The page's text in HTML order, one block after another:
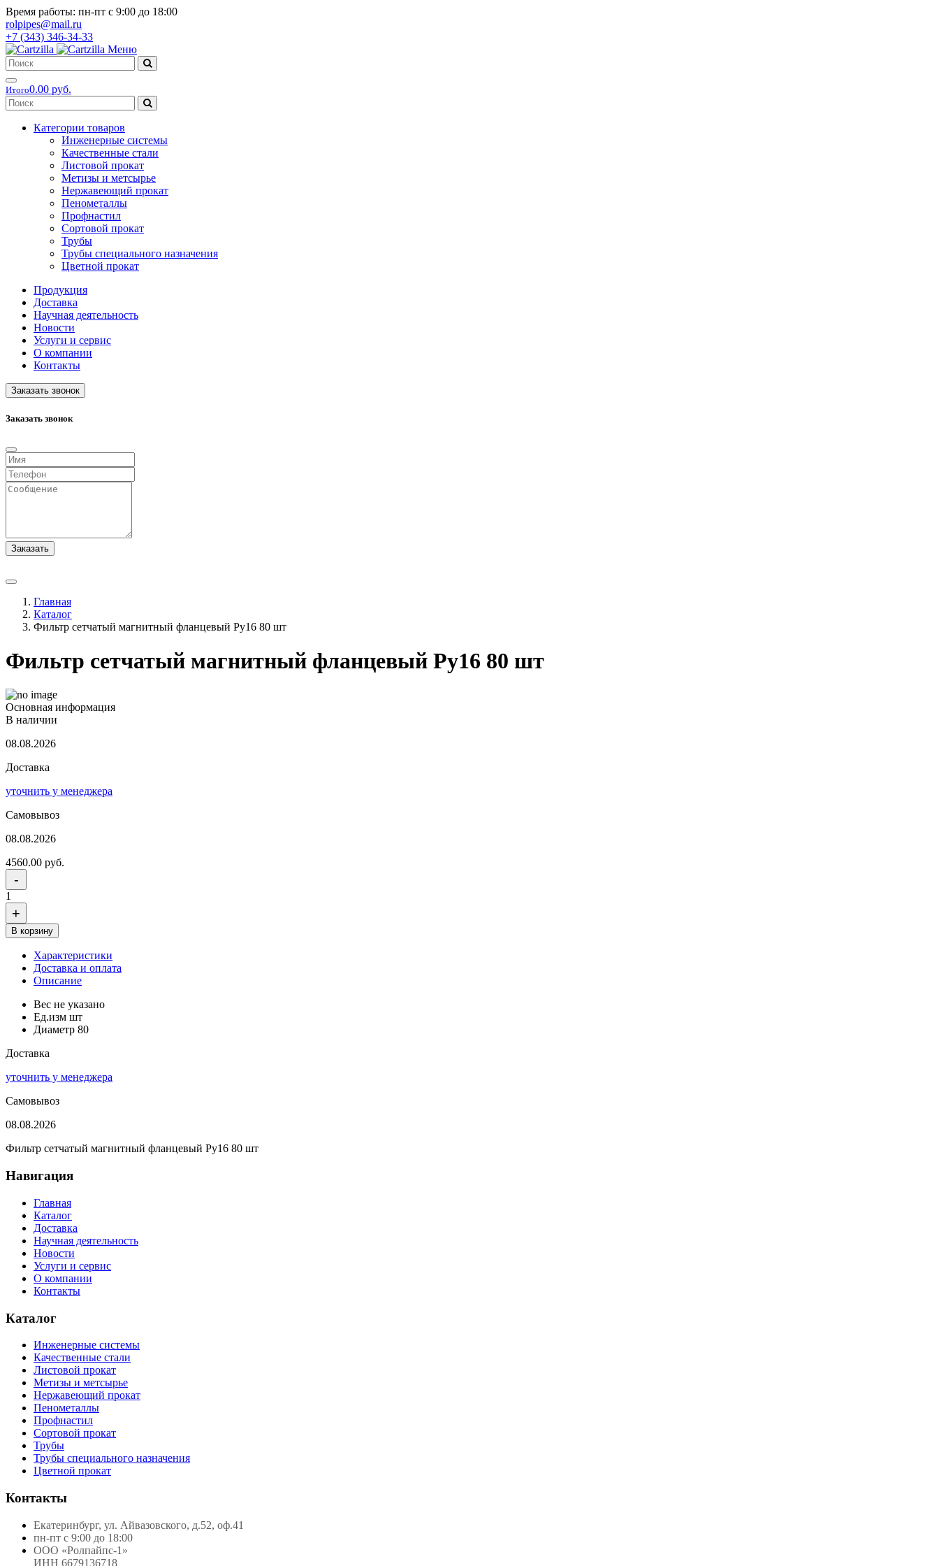
Время работы: пн-пт с 9:00 до 18:00
rolpipes@mail.ru
+7 (343) 346-34-33
Меню
Итого0.00 руб.
Категории товаров
Инженерные системы
Качественные стали
Листовой прокат
Метизы и метсырье
Нержавеющий прокат
Пенометаллы
Профнастил
Сортовой прокат
Трубы
Трубы специального назначения
Цветной прокат
Продукция
Доставка
Научная деятельность
Новости
Услуги и сервис
О компании
Контакты
Заказать звонок
Заказать звонок
Заказать
Главная
Каталог
Фильтр сетчатый магнитный фланцевый Ру16 80 шт
Фильтр сетчатый магнитный фланцевый Ру16 80 шт
Основная информация
В наличии
08.08.2026
Доставка
уточнить у менеджера
Самовывоз
08.08.2026
4560.00 руб.
-
1
+
В корзину
Характеристики
Доставка и оплата
Описание
Вес не указано
Ед.изм шт
Диаметр 80
Доставка
уточнить у менеджера
Самовывоз
08.08.2026
Фильтр сетчатый магнитный фланцевый Ру16 80 шт
Навигация
Главная
Каталог
Доставка
Научная деятельность
Новости
Услуги и сервис
О компании
Контакты
Каталог
Инженерные системы
Качественные стали
Листовой прокат
Метизы и метсырье
Нержавеющий прокат
Пенометаллы
Профнастил
Сортовой прокат
Трубы
Трубы специального назначения
Цветной прокат
Контакты
Екатеринбург, ул. Айвазовского, д.52, оф.41
пн-пт с 9:00 до 18:00
ООО «Ролпайпс-1»
ИНН 6679136718